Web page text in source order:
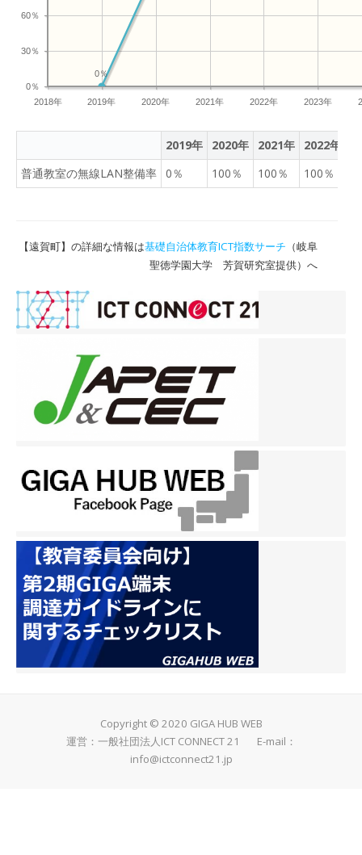
2018年 2019年 2020年 2021年 2022年 2023年
0％
30％
60％
0％
2019年 2020年 2021年 2022年
普通教室の無線LAN整備率 0％ 100％ 100％ 100％
【遠賀町】の詳細な情報は基礎自治体教育ICT指数サーチ （岐阜
聖徳学園大学 芳賀研究室提供）へ
Copyright © 2020 GIGA HUB WEB
運営：一般社団法人ICT CONNECT 21 E-mail：
info@ictconnect21.jp